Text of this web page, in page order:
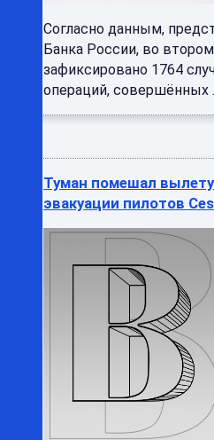
Согласно данным,
Банка России, во
зафиксировано 1764
операций, совершённых
Туман помешал
эвакуации пилотов